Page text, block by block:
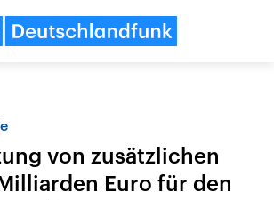
von zusätzlichen
Euro für den